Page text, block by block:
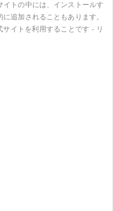
トの中には、インストールす
追加されることもあります。
イトを利用することです - リ